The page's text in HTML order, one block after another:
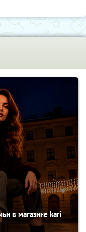
в магазине kari